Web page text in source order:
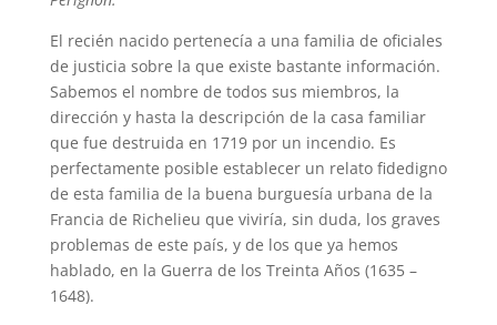
El recién nacido pertenecía a una familia de oficiales
de justicia sobre la que existe bastante información.
Sabemos el nombre de todos sus miembros, la
dirección y hasta la descripción de la casa familiar
que fue destruida en 1719 por un incendio. Es
perfectamente posible establecer un relato fidedigno
de esta familia de la buena burguesía urbana de la
Francia de Richelieu que viviría, sin duda, los graves
problemas de este país, y de los que ya hemos
hablado, en la Guerra de los Treinta Años (1635 –
1648).